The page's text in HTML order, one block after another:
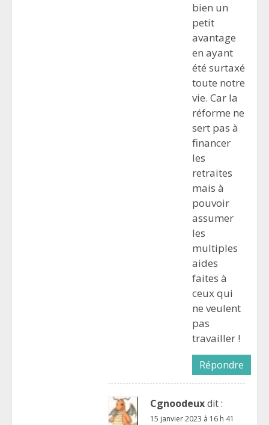
bien un
petit
avantage
en ayant
été surtaxé
toute notre
vie. Car la
réforme ne
sert pas à
financer
les
retraites
mais à
pouvoir
assumer
les
multiples
aides
faites à
ceux qui
ne veulent
pas
travailler !
Répondre
Cgnoodeuxdit :
15 janvier 2023 à 16 h 41